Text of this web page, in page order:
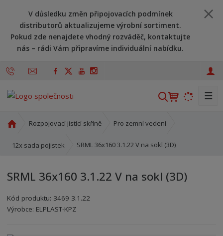
V důsledku změn připojovacích podmínek
distributorů aktualizujeme výrobní sortiment.
Pokud zde nenajdete vhodný rozváděč, kontaktujte
nás – rádi Vám připravíme individuální nabídku.
V
e
t
☰
o
í
t
r
Rozpojovací jistící skříně Pro zemní vedení
12x sada pojistek SRML 36x160 3.1.22 V na sokl (3D)
SRML 36x160 3.1.22 V na sokl (3D)
Kód produktu: 3469 3.1.22
Kód výrobce: 8595208611735
Kód dodavatele:8595208611735
Výrobce: ELPLAST-KPZ